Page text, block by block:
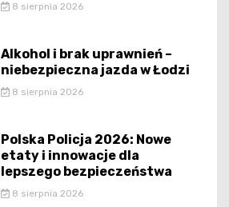
8 sierpnia 2026
Alkohol i brak uprawnień –
niebezpieczna jazda w Łodzi
8 sierpnia 2026
Polska Policja 2026: Nowe
etaty i innowacje dla
lepszego bezpieczeństwa
8 sierpnia 2026